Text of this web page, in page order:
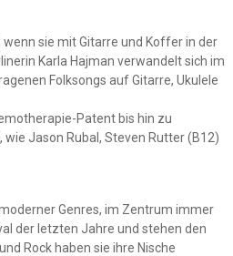
sie mit Gitarre und Koffer in der
Karla Hajman verwandelt sich im
Folksongs auf Gitarre, Ukulele
Patent bis hin zu
Jason Rubal, Steven Rutter (B12)
Genres, im Zentrum immer
der letzten Jahre und stehen den
Rock haben sie ihre Nische